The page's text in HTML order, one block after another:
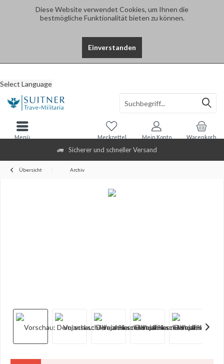
Diese Website verwendet Cookies, um Ihnen die
bestmögliche Funktionalität bieten zu können.
Einverstanden
Sicherer und schneller Versand
Select Language
Warenkorb
Merkzettel Mein Konto
Menü
Übersicht Archiv